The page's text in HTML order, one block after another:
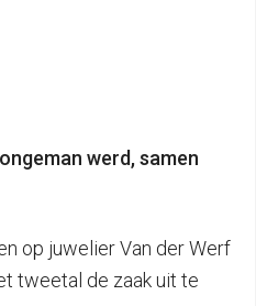
werd, samen
op juwelier Van der Werf
tweetal de zaak uit te